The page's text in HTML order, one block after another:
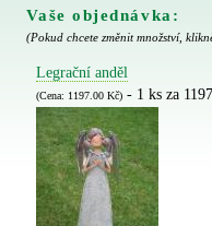
Vaše objednávka:
(Pokud chcete změnit množství,
Legrační anděl
(Cena: 1197.00 Kč)- 1 ks za